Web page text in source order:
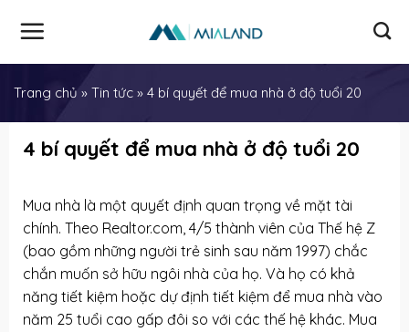
Trang chủ » Tin tức » 4 bí quyết để mua nhà ở độ tuổi 20
4 bí quyết để mua nhà ở độ tuổi 20
Mua nhà là một quyết định quan trọng về mặt tài
chính. Theo Realtor.com, 4/5 thành viên của Thế hệ Z
(bao gồm những người trẻ sinh sau năm 1997) chắc
chắn muốn sở hữu ngôi nhà của họ. Và họ có khả
năng tiết kiệm hoặc dự định tiết kiệm để mua nhà vào
năm 25 tuổi cao gấp đôi so với các thế hệ khác. Mua